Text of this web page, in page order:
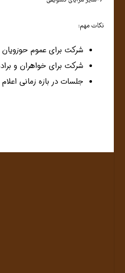
نکات مهم:
شرکت برای عموم
شرکت برای خواهران و
جلسات در بازه زمانی